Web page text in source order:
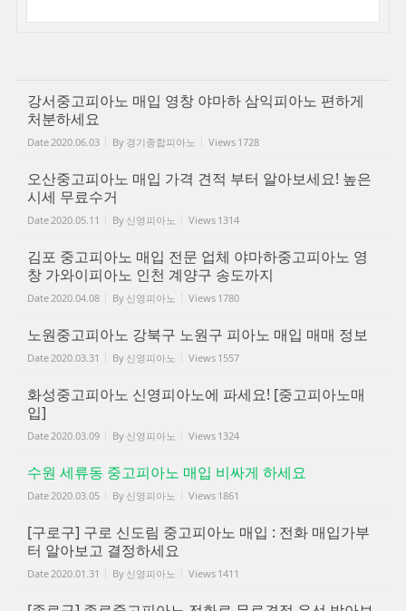
강서중고피아노 매입 영창 야마하 삼익피아노 편하게
처분하세요
Date2020.06.03 By 경기종합피아노 Views 1728
오산중고피아노 매입 가격 견적 부터 알아보세요! 높은
시세 무료수거
Date2020.05.11 By 신영피아노 Views 1314
김포 중고피아노 매입 전문 업체 야마하중고피아노 영
창 가와이피아노 인천 계양구 송도까지
Date2020.04.08 By 신영피아노 Views 1780
노원중고피아노 강북구 노원구 피아노 매입 매매 정보
Date2020.03.31 By 신영피아노 Views 1557
화성중고피아노 신영피아노에 파세요! [중고피아노매
입]
Date2020.03.09 By 신영피아노 Views 1324
수원 세류동 중고피아노 매입 비싸게 하세요
Date2020.03.05 By 신영피아노 Views 1861
[구로구] 구로 신도림 중고피아노 매입 : 전화 매입가부
터 알아보고 결정하세요
Date2020.01.31 By 신영피아노 Views 1411